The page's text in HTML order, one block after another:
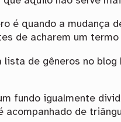
é quando a mudança
de acharem um termo
de gêneros no
fundo igualmente
de